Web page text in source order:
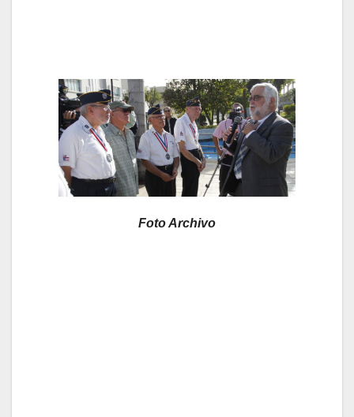
Foto Archivo